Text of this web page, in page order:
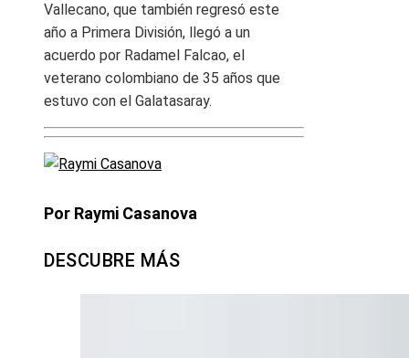
Vallecano, que también regresó este
año a Primera División, llegó a un
acuerdo por Radamel Falcao, el
veterano colombiano de 35 años que
estuvo con el Galatasaray.
Por Raymi Casanova
DESCUBRE MÁS